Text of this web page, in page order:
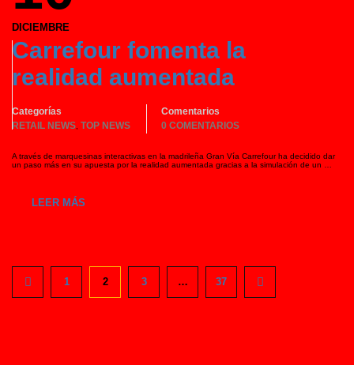
DICIEMBRE
Carrefour fomenta la
realidad aumentada
Categorías
RETAIL NEWS TOP NEWS
Comentarios
0 COMENTARIOS
A través de marquesinas interactivas en la madrileña Gran Vía Carrefour ha decidido dar
un paso más en su apuesta por la realidad aumentada gracias a la simulación de un …
LEER MÁS
1 2 3 … 37